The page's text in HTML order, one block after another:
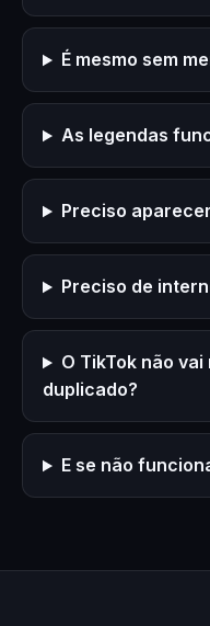
É mesmo sem
As legendas
Preciso
Preciso de
O TikTok não
duplicado?
E se não